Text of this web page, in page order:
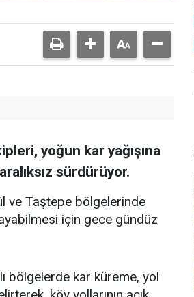
yoğun kar yağışına
sürdürüyor.
ve Taştepe bölgelerinde
için gece gündüz
bölgelerde kar küreme, yol